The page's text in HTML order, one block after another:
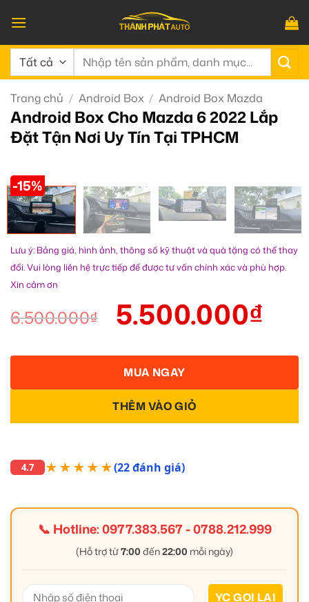
qua
nội
dung
Tìm
Trang chủ / Android Box / Android Box Mazda
Android Box Cho Mazda 6 2022 Lắp
Đặt Tận Nơi Uy Tín Tại TPHCM
-15%
Lưu ý: Bảng giá, hình ảnh, thông số kỹ thuật và quà tặng có thể thay
đổi. Vui lòng liên hệ trực tiếp để được tư vấn chính xác và phù hợp.
Xin cảm ơn
6.500.000₫ 5.500.000₫
THÊM VÀO GIỎ
MUA NGAY
4.7 ★★★★★(22 đánh giá)
📞 Hotline:0977.383.567-0788.212.999
(Hỗ trợ từ7:00 đến22:00 mỗi ngày)